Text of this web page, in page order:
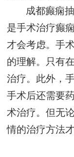
成都癫痫
是手术治疗癫
才会考虑。手
的理解。只有
治疗。此外，
手术后还需要
术治疗。但无
情的治疗方法